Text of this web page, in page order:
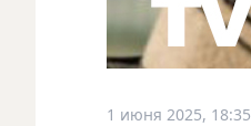
1 июня 2025, 18:35